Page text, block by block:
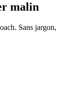
malin
Sans jargon,